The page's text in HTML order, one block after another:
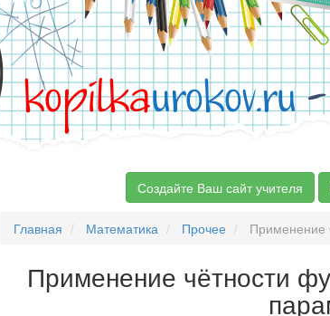
kopilkaurokov.ru-
Создайте Ваш сайт учителя
Главная Математика Прочее Применение
Применение чётности